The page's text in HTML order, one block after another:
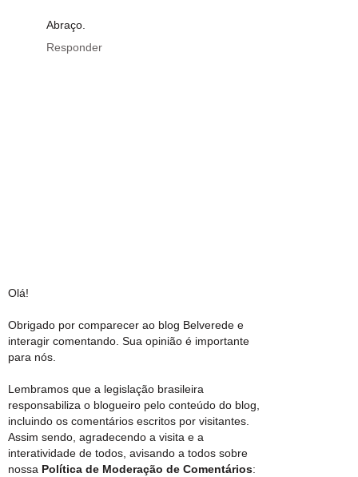
Abraço.
Responder
Olá!
Obrigado por comparecer ao blog Belverede e
interagir comentando. Sua opinião é importante
para nós.
Lembramos que a legislação brasileira
responsabiliza o blogueiro pelo conteúdo do blog,
incluindo os comentários escritos por visitantes.
Assim sendo, agradecendo a visita e a
interatividade de todos, avisando a todos sobre
nossa Política de Moderação de Comentários: